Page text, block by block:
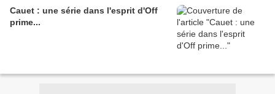
Cauet : une série dans l'esprit d'Off
prime...